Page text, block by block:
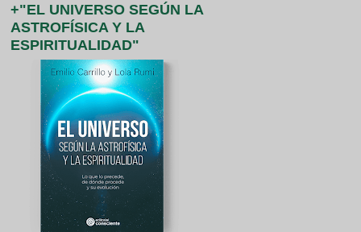
+"EL UNIVERSO SEGÚN LA
ASTROFÍSICA Y LA
ESPIRITUALIDAD"